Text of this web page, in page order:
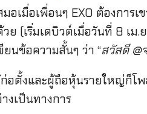
เมื่อเพื่อนๆ EXO ต้องการเ
(เริ่มเดบิวต์เมื่อวันที่ 8 เม.
นข้อความสั้นๆ ว่า “สวัสดี @
อตั้งและผู้ถือหุ้นรายใหญ่ก็โ
งเป็นทางการ